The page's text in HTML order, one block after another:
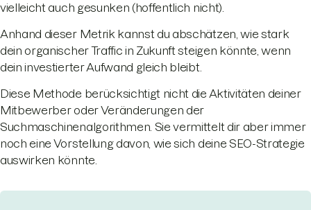
vielleicht auch gesunken (hoffentlich nicht).
Anhand dieser Metrik kannst du abschätzen, wie stark
dein organischer Traffic in Zukunft steigen könnte, wenn
dein investierter Aufwand gleich bleibt.
Diese Methode berücksichtigt nicht die Aktivitäten deiner
Mitbewerber oder Veränderungen der
Suchmaschinenalgorithmen. Sie vermittelt dir aber immer
noch eine Vorstellung davon, wie sich deine SEO-Strategie
auswirken könnte.